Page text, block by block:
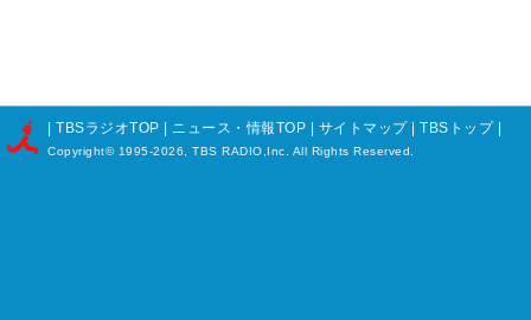
| TBSラジオTOP | ニュース・情報TOP | サイトマップ | TBSトップ|
Copyright© 1995-2026, TBS RADIO,Inc. All Rights Reserved.